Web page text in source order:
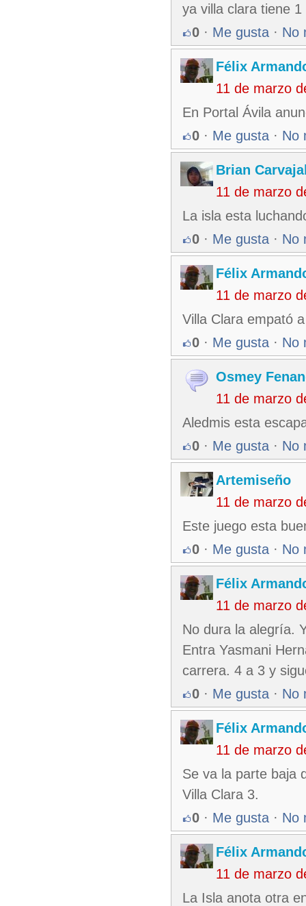
ya villa clara tiene 1
0 · Me gusta · No
Félix
11 de marzo
En Portal Ávila
0 · Me gusta · No
Brian
11 de marzo
La isla esta
0 · Me gusta · No
Félix
11 de marzo
Villa Clara empató
0 · Me gusta · No
Osmey
11 de marzo
Aledmis esta
0 · Me gusta · No
Artemiseño
11 de marzo
Este juego esta
0 · Me gusta · No
Félix
11 de marzo
No dura la alegría.
Entra Yasmani
carrera. 4 a 3 y
0 · Me gusta · No
Félix
11 de marzo
Se va la parte baja
Villa Clara 3.
0 · Me gusta · No
Félix
11 de marzo
La Isla anota otra